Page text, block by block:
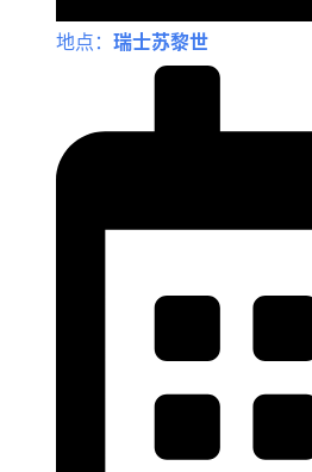
地点： 瑞士苏黎世